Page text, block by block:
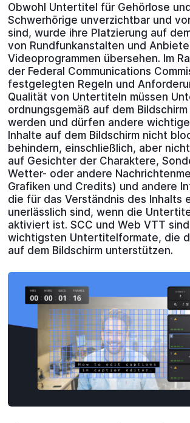
Obwohl Untertitel für Gehörlose
Schwerhörige unverzichtbar und
sind, wurde ihre Platzierung auf
von Rundfunkanstalten und
Videoprogrammen übersehen. Im
der Federal Communications
festgelegten Regeln und
Qualität von Untertiteln müssen
ordnungsgemäß auf dem
werden und dürfen andere
Inhalte auf dem Bildschirm nicht
behindern, einschließlich, aber
auf Gesichter der Charaktere,
Wetter- oder andere
Grafiken und Credits) und andere
die für das Verständnis des Inhalts
unerlässlich sind, wenn die
aktiviert ist. SCC und Web VTT
wichtigsten Untertitelformate, die
auf dem Bildschirm unterstützen.